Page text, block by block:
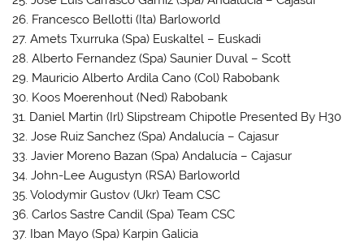
26. Francesco Bellotti (Ita) Barloworld
27. Amets Txurruka (Spa) Euskaltel – Euskadi
28. Alberto Fernandez (Spa) Saunier Duval – Scott
29. Mauricio Alberto Ardila Cano (Col) Rabobank
30. Koos Moerenhout (Ned) Rabobank
31. Daniel Martin (Irl) Slipstream Chipotle Presented By H30
32. Jose Ruiz Sanchez (Spa) Andalucía – Cajasur
33. Javier Moreno Bazan (Spa) Andalucía – Cajasur
34. John-Lee Augustyn (RSA) Barloworld
35. Volodymir Gustov (Ukr) Team CSC
36. Carlos Sastre Candil (Spa) Team CSC
37. Iban Mayo (Spa) Karpin Galicia